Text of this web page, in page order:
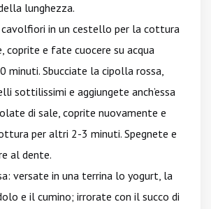
lunghezza.
in un cestello per la cottura
coprite e fate cuocere su acqua
minuti. Sbucciate la cipolla rossa,
sottilissimi e aggiungete anch’essa
di sale, coprite nuovamente e
per altri 2-3 minuti. Spegnete e
al dente.
versate in una terrina lo yogurt, la
e il cumino; irrorate con il succo di